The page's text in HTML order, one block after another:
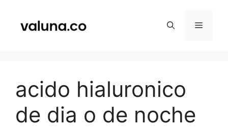
contenido
Menú
acido hialuronico
de dia o de noche